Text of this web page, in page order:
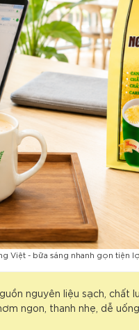
Việt - bữa sáng nhanh gọn tiện
nguyên liệu sạch,
ngon, thanh nhẹ, dễ